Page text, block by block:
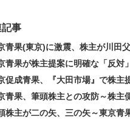
記事
青果(東京)に激震、株主が川
青果が株主提案に明確な「反
促成青果、『大田市場』で株
青果、筆頭株主との攻防～株
株主が二の矢、三の矢～東京